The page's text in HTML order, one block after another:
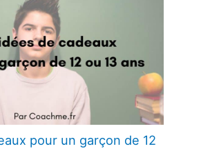
pour un garçon de 12